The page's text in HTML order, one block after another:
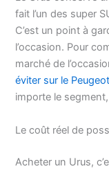
fait l’un des super
C’est un point à
l’occasion. Pour
marché de
éviter sur le
importe le
Le coût réel de
Acheter un Urus,